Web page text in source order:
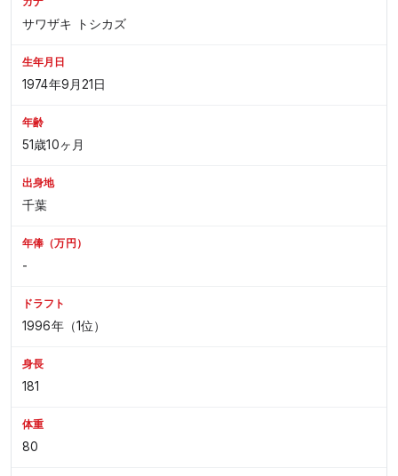
サワザキ トシカズ
生年月日
1974年9月21日
年齢
51歳10ヶ月
出身地
千葉
年俸（万円）
-
ドラフト
1996年（1位）
身長
181
体重
80